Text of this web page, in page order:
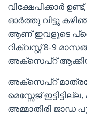
വിക്ഷേപിക്കാർ
ഓർത്തു വിട്ടു
ആണ് ഇവളുടെ
റിക്വസ്റ്റ് 8-9
അക്‌സെപ്റ്
അക്‌സെപ്റ്
മെസ്സേജ്
അമ്മാതിരി